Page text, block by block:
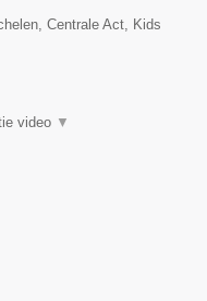
Centrale Act, Kids
video ▼